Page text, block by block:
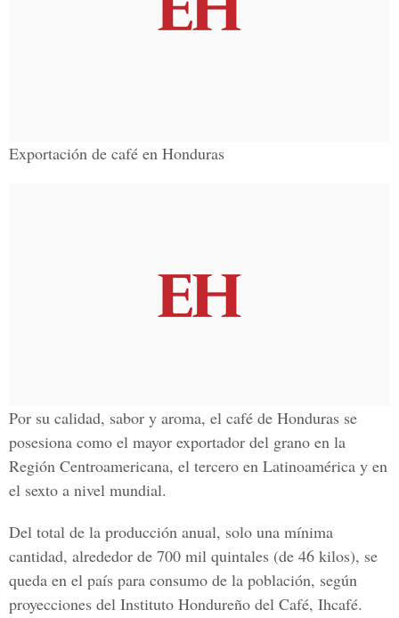
Exportación de café en Honduras
Por su calidad, sabor y aroma, el café de Honduras se
posesiona como el mayor exportador del grano en la
Región Centroamericana, el tercero en Latinoamérica y en
el sexto a nivel mundial.
Del total de la producción anual, solo una mínima
cantidad, alrededor de 700 mil quintales (de 46 kilos), se
queda en el país para consumo de la población, según
proyecciones del Instituto Hondureño del Café, Ihcafé.